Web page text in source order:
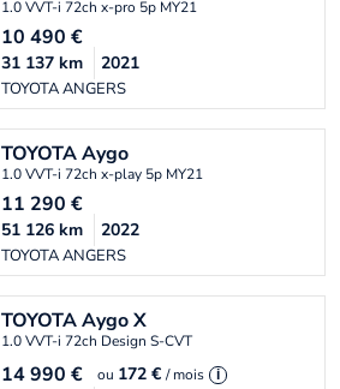
1.0 VVT-i 72ch x-pro 5p MY21
10 490 €
TOYOTA ANGERS
31 137 km 2021
TOYOTAAygo
1.0 VVT-i 72ch x-play 5p MY21
11 290 €
TOYOTA ANGERS
51 126 km 2022
TOYOTAAygo X
1.0 VVT-i 72ch Design S-CVT
14 990 € ou 172 € / mois i